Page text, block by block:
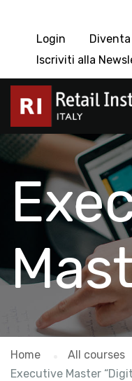
Login
Iscriviti alla
Home All courses
Executive Master